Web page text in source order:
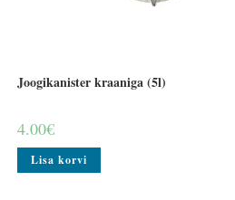
Joogikanister kraaniga (5l)
4.00€
Lisa korvi